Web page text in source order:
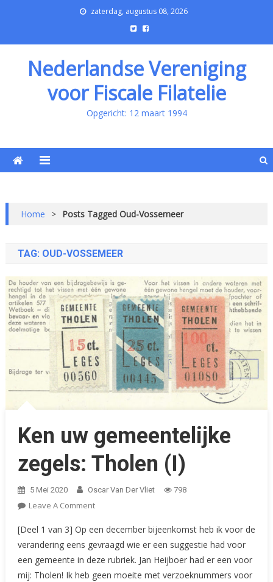
zaterdag, augustus 08, 2026
Nederlandse Vereniging
voor Fiscale Filatelie
Opgericht: 12 maart 1994
Home > Posts Tagged Oud-Vossemeer
TAG: OUD-VOSSEMEER
Ken uw gemeentelijke
zegels: Tholen (I)
5 Mei 2020 Oscar Van Der Vliet 798
Leave A CommentOn
Uw
Gemeentelijke
Zegels:
Tholen
[Deel 1 van 3] Op een december bijeenkomst heb ik voor de
verandering eens gevraagd wie er een suggestie had voor
een gemeente in deze rubriek. Jan Heijboer had er een voor
mij: Tholen! Ik heb geen moeite met verzoeknummers voor